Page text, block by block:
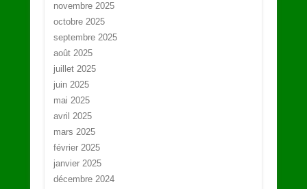
novembre 2025
octobre 2025
septembre 2025
août 2025
juillet 2025
juin 2025
mai 2025
avril 2025
mars 2025
février 2025
janvier 2025
décembre 2024